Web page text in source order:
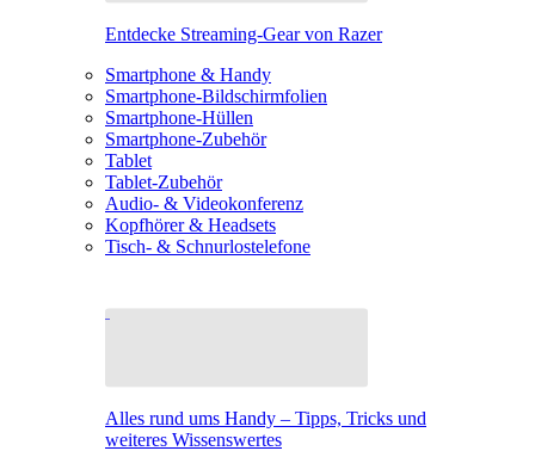
Entdecke Streaming-Gear von Razer
Smartphone & Handy
Smartphone-Bildschirmfolien
Smartphone-Hüllen
Smartphone-Zubehör
Tablet
Tablet-Zubehör
Audio- & Videokonferenz
Kopfhörer & Headsets
Tisch- & Schnurlostelefone
Alles rund ums Handy – Tipps, Tricks und
weiteres Wissenswertes